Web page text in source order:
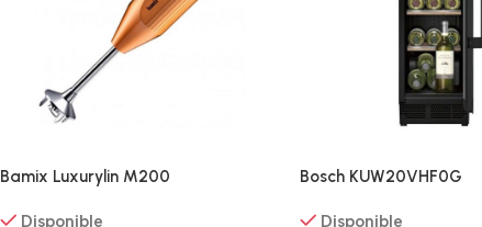
Bamix Luxurylin M200
Disponible
Bosch KUW20VHF0G
Disponible